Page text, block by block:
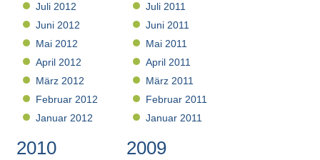
Juli 2012
Juni 2012
Mai 2012
April 2012
März 2012
Februar 2012
Januar 2012
Juli 2011
Juni 2011
Mai 2011
April 2011
März 2011
Februar 2011
Januar 2011
2010 2009